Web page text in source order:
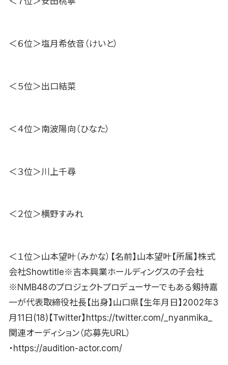
＜６位＞塩月希依音（けいと）
＜５位＞出口結菜
＜４位＞南波陽向（ひなた）
＜３位＞川上千尋
＜２位＞横野すみれ
＜１位＞山本望叶（みかな）【名前】山本望叶【所属】株式
会社Showtitle※吉本興業ホールディングスの子会社
※NMB48のプロジェクトプロデューサーでもある剱持嘉
一が代表取締役社長【出身】山口県【生年月日】2002年3
月11日(18)【Twitter】https://twitter.com/_nyanmika_
関連オーディション（応募先URL）
・https://audition-actor.com/